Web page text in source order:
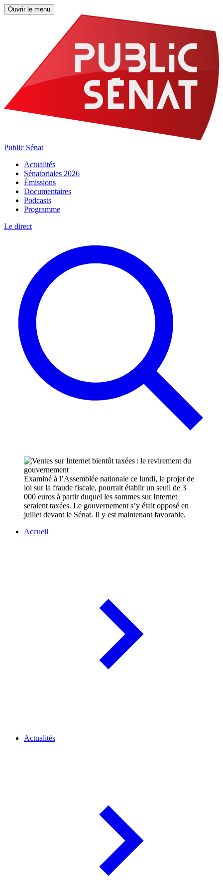
Ouvrir le menu
Public Sénat
Actualités
Sénatoriales 2026
Émissions
Documentaires
Podcasts
Programme
Le direct
Examiné à l’Assemblée nationale ce lundi, le projet de
loi sur la fraude fiscale, pourrait établir un seuil de 3
000 euros à partir duquel les sommes sur Internet
seraient taxées. Le gouvernement s’y était opposé en
juillet devant le Sénat. Il y est maintenant favorable.
Accueil
Actualités